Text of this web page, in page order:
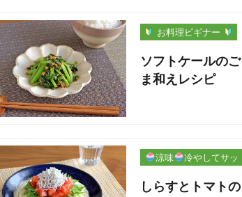
お料理ビギナー
ソフトケールのご
ま和えレシピ
涼味
冷やしてサッ
しらすとトマトの